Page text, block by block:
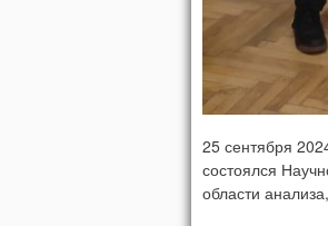
25 сентября
состоялся
области